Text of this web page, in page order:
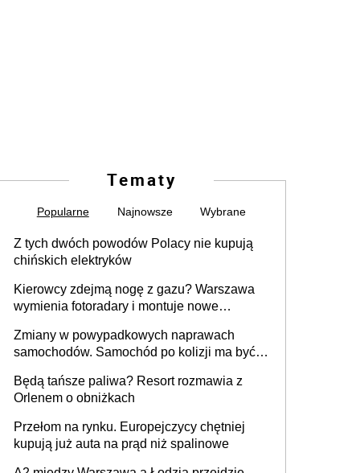
Tematy
Popularne Najnowsze Wybrane
Z tych dwóch powodów Polacy nie kupują
chińskich elektryków
Kierowcy zdejmą nogę z gazu? Warszawa
wymienia fotoradary i montuje nowe
Zmiany w powypadkowych naprawach
samochodów. Samochód po kolizji ma być
technologią producenta
Będą tańsze paliwa? Resort rozmawia z
Orlenem o obniżkach
Przełom na rynku. Europejczycy chętniej
kupują już auta na prąd niż spalinowe